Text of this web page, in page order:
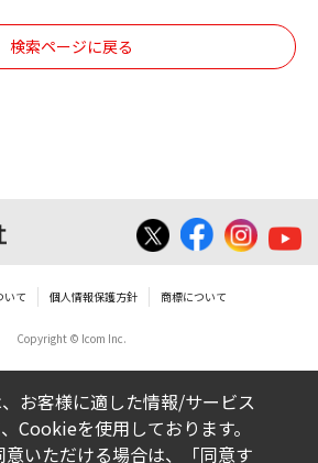
ダウンロードしたファイルは、
る以外にはご使用できませ
ください。
変更される場合があります。
サービスに掲載していますBIOS/
データにつきましては、パソ
テムを制御する重要なデータ
タの書換中に誤操作や中断に
検索ページに戻る
いて 個人情報保護方針 商標について
Copyright © Icom Inc.
お客様に適した情報/サービス
Cookieを使用しております。
いただける場合は、「同意す